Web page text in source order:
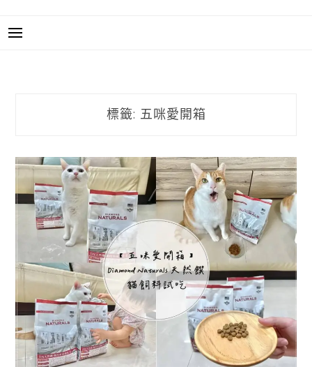
標籤: 五咪愛開箱